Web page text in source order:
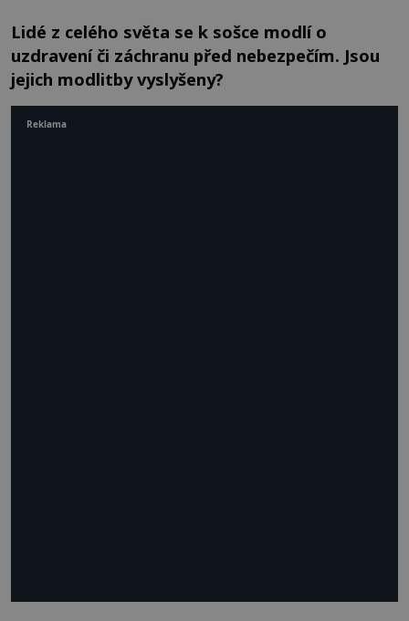
Lidé z celého světa se k sošce modlí o
uzdravení či záchranu před nebezpečím. Jsou
jejich modlitby vyslyšeny?
Reklama